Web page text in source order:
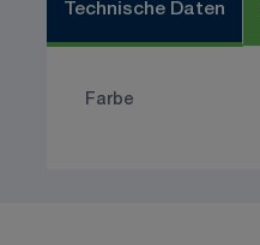
Technische Daten
Farbe